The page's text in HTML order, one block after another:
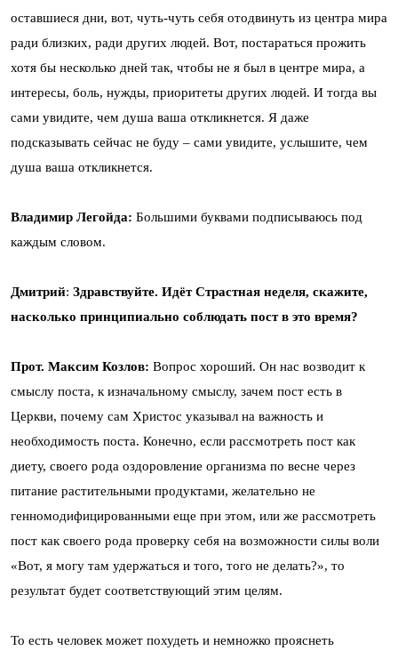
оставшиеся дни, вот, чуть-чуть себя отодвинуть из центра мира
ради близких, ради других людей. Вот, постараться прожить
хотя бы несколько дней так, чтобы не я был в центре мира, а
интересы, боль, нужды, приоритеты других людей. И тогда вы
сами увидите, чем душа ваша откликнется. Я даже
подсказывать сейчас не буду – сами увидите, услышите, чем
душа ваша откликнется.
Владимир Легойда: Большими буквами подписываюсь под
каждым словом.
Дмитрий: Здравствуйте. Идёт Страстная неделя, скажите,
насколько принципиально соблюдать пост в это время?
Прот. Максим Козлов: Вопрос хороший. Он нас возводит к
смыслу поста, к изначальному смыслу, зачем пост есть в
Церкви, почему сам Христос указывал на важность и
необходимость поста. Конечно, если рассмотреть пост как
диету, своего рода оздоровление организма по весне через
питание растительными продуктами, желательно не
генномодифицированными еще при этом, или же рассмотреть
пост как своего рода проверку себя на возможности силы воли
«Вот, я могу там удержаться и того, того не делать?», то
результат будет соответствующий этим целям.
То есть человек может похудеть и немножко прояснеть